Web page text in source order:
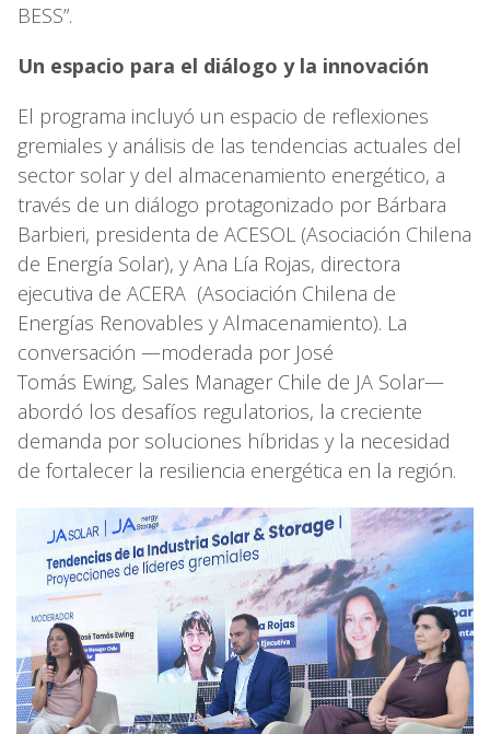
BESS”.
Un espacio para el diálogo y la innovación
El programa incluyó un espacio de reflexiones
gremiales y análisis de las tendencias actuales del
sector solar y del almacenamiento energético, a
través de un diálogo protagonizado por Bárbara
Barbieri, presidenta de ACESOL (Asociación Chilena
de Energía Solar), y Ana Lía Rojas, directora
ejecutiva de ACERA (Asociación Chilena de
Energías Renovables y Almacenamiento). La
conversación —moderada por José
Tomás Ewing, Sales Manager Chile de JA Solar—
abordó los desafíos regulatorios, la creciente
demanda por soluciones híbridas y la necesidad
de fortalecer la resiliencia energética en la región.